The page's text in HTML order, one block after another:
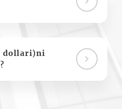
dollari)ni